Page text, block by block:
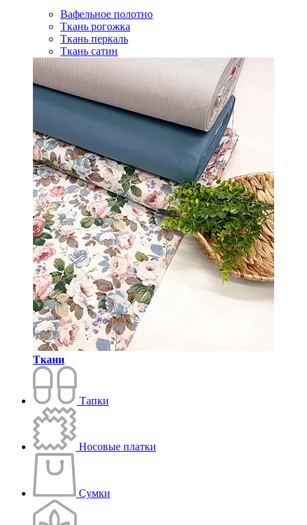
Вафельное полотно
Ткань рогожка
Ткань перкаль
Ткань сатин
Ткани
Тапки
Носовые платки
Сумки